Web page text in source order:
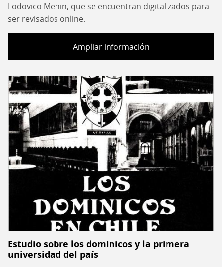
Lodovico Menin, que se encuentran digitalizados para
ser revisados online.
Ampliar información
Estudio sobre los dominicos y la primera
universidad del país